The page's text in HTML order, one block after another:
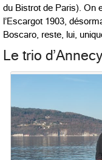
du Bistrot de Paris). On
l’Escargot 1903,
Boscaro, reste, lui,
Le trio d’Annecy